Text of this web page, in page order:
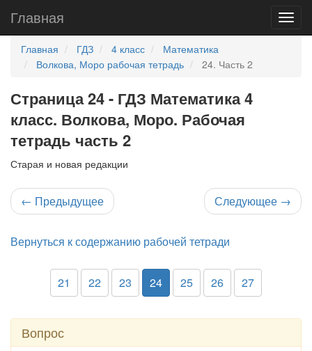
Главная
Главная ГДЗ 4 класс
Математика
Волкова, Моро рабочая тетрадь
24. Часть 2
Страница 24 - ГДЗ Математика 4
класс. Волкова, Моро. Рабочая
тетрадь часть 2
Старая и новая редакции
← Предыдущее Следующее →
Вернуться к содержанию рабочей тетради
21 22 23 24 25 26 27
Вопрос